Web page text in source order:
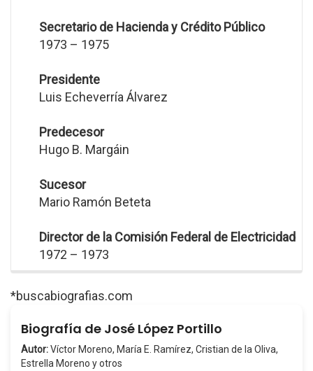
Secretario de Hacienda y Crédito Público
1973 – 1975
Presidente
Luis Echeverría Álvarez
Predecesor
Hugo B. Margáin
Sucesor
Mario Ramón Beteta
Director de la Comisión Federal de Electricidad
1972 – 1973
*buscabiografias.com
Biografía de José López Portillo
Autor:Víctor Moreno, María E. Ramírez, Cristian de la Oliva,
Estrella Moreno y otros